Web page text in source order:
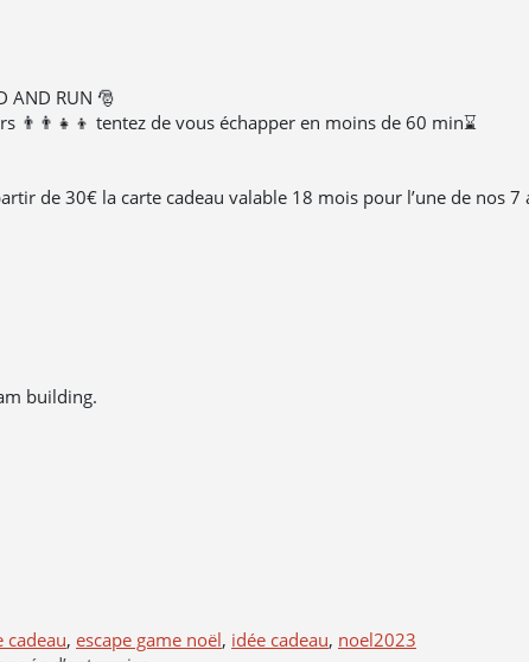
AND RUN 🎅
tentez de vous échapper en moins de 60 min⌛️
de 30€ la carte cadeau valable 18 mois pour l’une de nos 7
building.
cadeau, escape game noël, idée cadeau, noel2023